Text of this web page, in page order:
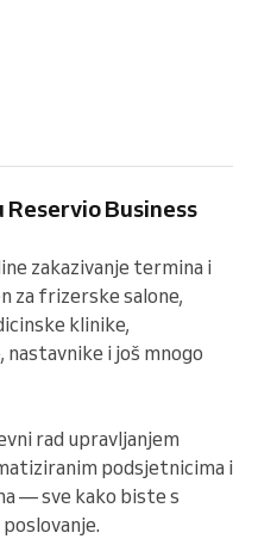
Business
zakazivanje termina i
za frizerske salone,
klinike,
i još mnogo
rad upravljanjem
podsjetnicima i
— sve kako biste s